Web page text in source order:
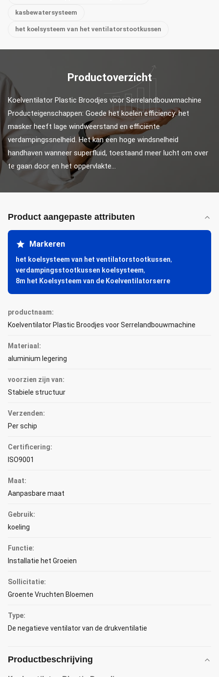
kasbewatersysteem
het koelsysteem van het ventilatorstootkussen
Productoverzicht
Koelventilator Plastic Broodjes voor Serrelandbouwmachine
Producteigenschappen: Goede het koelen efficiency: het
masker heeft lage windweerstand en efficiënte
verdampingssnelheid. Het kan een hoge windsnelheid
handhaven wanneer superfluid, toestaand meer lucht om over
te gaan door en het oppervlakte...
Product aangepaste attributen
Markeren
het koelsysteem van het ventilatorstootkussen,
verdampingsstootkussen koelsysteem,
8m het Koelsysteem van de Koelventilatorserre
productnaam:
Koelventilator Plastic Broodjes voor Serrelandbouwmachine
Materiaal:
aluminium legering
voorzien zijn van:
Stabiele structuur
Verzenden:
Per schip
Certificering:
ISO9001
Maat:
Aanpasbare maat
Gebruik:
koeling
Functie:
Installatie het Groeien
Sollicitatie:
Groente Vruchten Bloemen
Type:
De negatieve ventilator van de drukventilatie
Productbeschrijving